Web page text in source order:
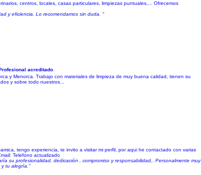
centros, locales, casas particulares, limpiezas puntuales,... Ofrecemos
y eficiencia. Lo recomendamos sin duda. "
acreditado
y Menorca. Trabajo con materiales de limpieza de muy buena calidad, tienen su
y sobre todo nuestros...
tengo experiencia, te invito a visitar mi perfil, por aqui he contactado con varias
Telefono actualizado
su profesionalidad, dedicación , compromiso y responsabilidad,. Personalmente muy
y tu alegría."